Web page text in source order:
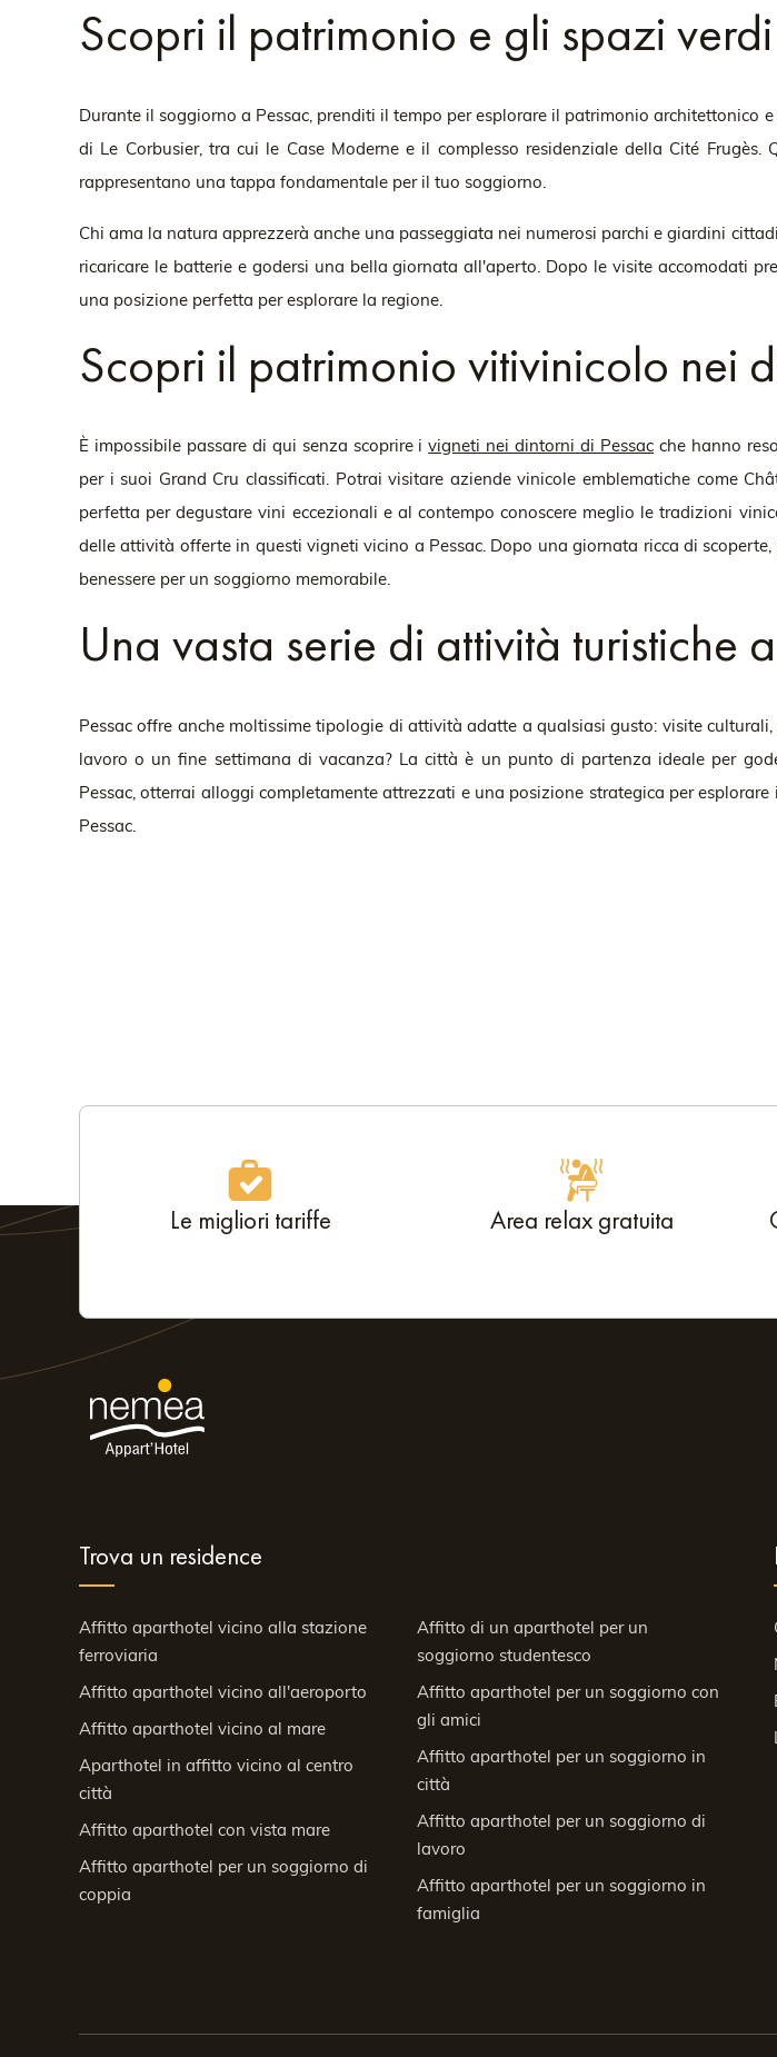
Scopri il patrimonio e gli spazi
Durante il soggiorno a Pessac, prenditi il tempo per esplorare il patrimonio
di Le Corbusier, tra cui le Case Moderne e il complesso residenziale della Cité
rappresentano una tappa fondamentale per il tuo soggiorno.
Chi ama la natura apprezzerà anche una passeggiata nei numerosi parchi e giardini
ricaricare le batterie e godersi una bella giornata all'aperto. Dopo le visite accomodati
una posizione perfetta per esplorare la regione.
Scopri il patrimonio vitivinicolo nei
È impossibile passare di qui senza scoprire ivigneti nei dintorni di Pessac che hanno
per i suoi Grand Cru classificati. Potrai visitare aziende vinicole emblematiche come
perfetta per degustare vini eccezionali e al contempo conoscere meglio le tradizioni
delle attività offerte in questi vigneti vicino a Pessac. Dopo una giornata ricca di
benessere per un soggiorno memorabile.
Una vasta serie di attività turistiche
Pessac offre anche moltissime tipologie di attività adatte a qualsiasi gusto: visite
lavoro o un fine settimana di vacanza? La città è un punto di partenza ideale per
Pessac, otterrai alloggi completamente attrezzati e una posizione strategica per
Pessac.
Le migliori tariffe Area relax gratuita
Trova un residence
Affitto aparthotel vicino alla stazione
ferroviaria
Affitto aparthotel vicino all'aeroporto
Affitto aparthotel vicino al mare
Aparthotel in affitto vicino al centro
città
Affitto aparthotel con vista mare
Affitto aparthotel per un soggiorno di
coppia
Affitto di un aparthotel per un
soggiorno studentesco
Affitto aparthotel per un soggiorno con
gli amici
Affitto aparthotel per un soggiorno in
città
Affitto aparthotel per un soggiorno di
lavoro
Affitto aparthotel per un soggiorno in
famiglia